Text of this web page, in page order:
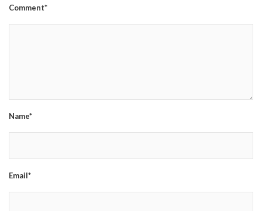
Comment*
Name*
Email*